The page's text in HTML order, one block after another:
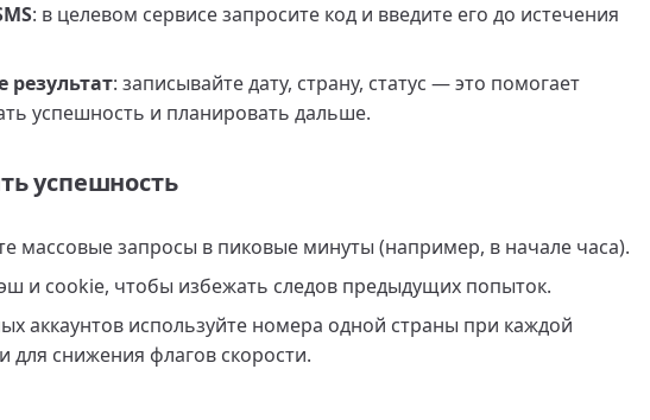
: в целевом сервисе запросите код и введите его до истечения
результат: записывайте дату, страну, статус — это помогает
успешность и планировать дальше.
успешность
массовые запросы в пиковые минуты (например, в начале часа).
и cookie, чтобы избежать следов предыдущих попыток.
аккаунтов используйте номера одной страны при каждой
для снижения флагов скорости.